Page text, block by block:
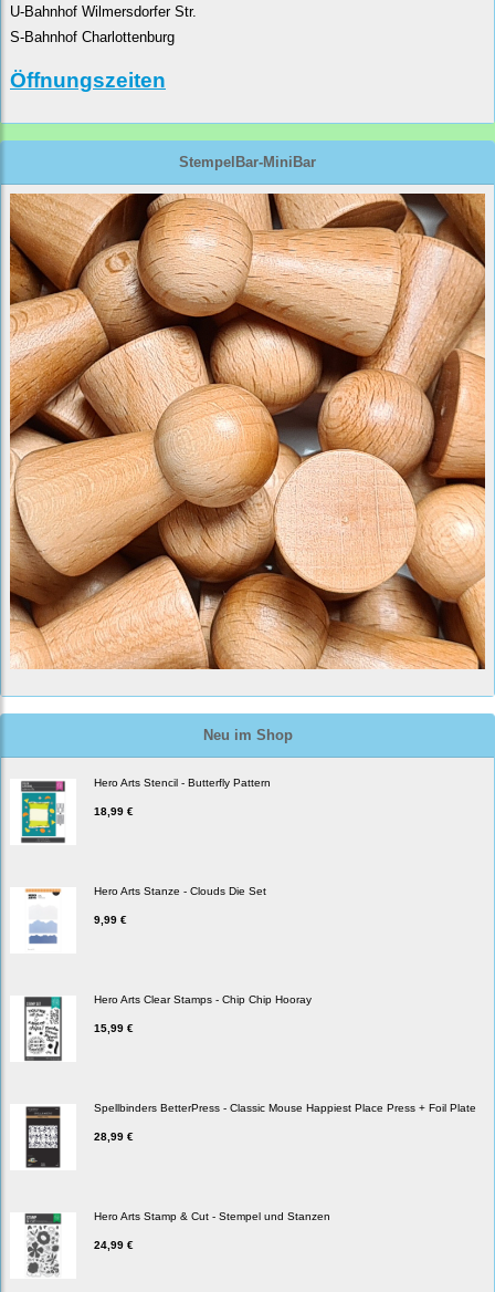
U-Bahnhof Wilmersdorfer Str.
S-Bahnhof Charlottenburg
Öffnungszeiten
StempelBar-MiniBar
Neu im Shop
Hero Arts Stencil - Butterfly Pattern
18,99 €
Hero Arts Stanze - Clouds Die Set
9,99 €
Hero Arts Clear Stamps - Chip Chip Hooray
15,99 €
Spellbinders BetterPress - Classic Mouse Happiest Place Press + Foil Plate
28,99 €
Hero Arts Stamp & Cut - Stempel und Stanzen
24,99 €